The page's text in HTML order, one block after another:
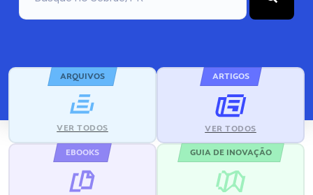
ARQUIVOS
VER TODOS
ARTIGOS
VER TODOS
EBOOKS GUIA DE INOVAÇÃO